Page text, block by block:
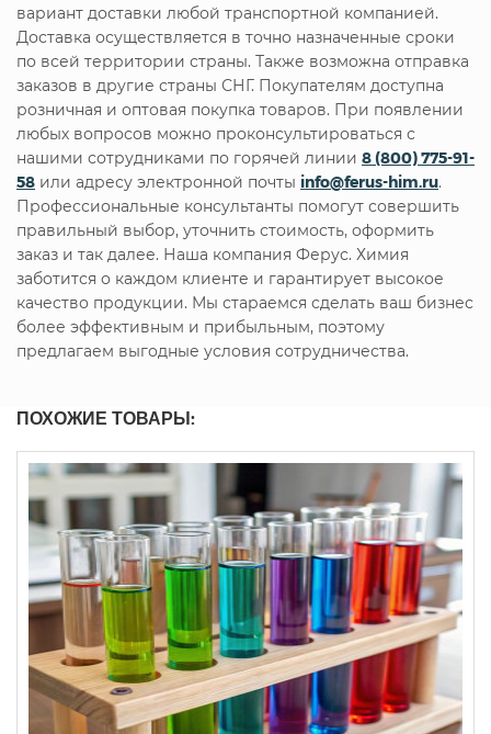
вариант доставки любой транспортной компанией.
Доставка осуществляется в точно назначенные сроки
по всей территории страны. Также возможна отправка
заказов в другие страны СНГ. Покупателям доступна
розничная и оптовая покупка товаров. При появлении
любых вопросов можно проконсультироваться с
нашими сотрудниками по горячей линии 8 (800) 775-91-
58 или адресу электронной почты info@ferus-him.ru.
Профессиональные консультанты помогут совершить
правильный выбор, уточнить стоимость, оформить
заказ и так далее. Наша компания Ферус. Химия
заботится о каждом клиенте и гарантирует высокое
качество продукции. Мы стараемся сделать ваш бизнес
более эффективным и прибыльным, поэтому
предлагаем выгодные условия сотрудничества.
ПОХОЖИЕ ТОВАРЫ: